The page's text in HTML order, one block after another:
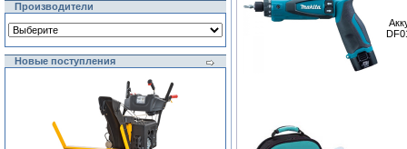
Производители
Новые поступления